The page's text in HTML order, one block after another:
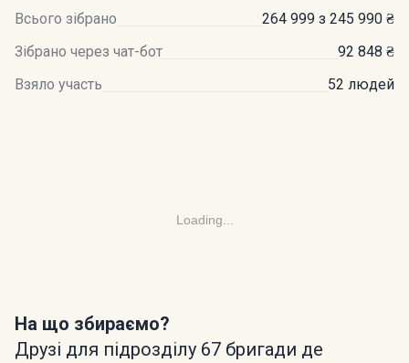
Всього зібрано
264 999 з 245 990 ₴
Зібрано через чат-бот
92 848 ₴
Взяло участь
52 людей
Loading...
На що збираємо?
Друзі для підрозділу 67 бригади де